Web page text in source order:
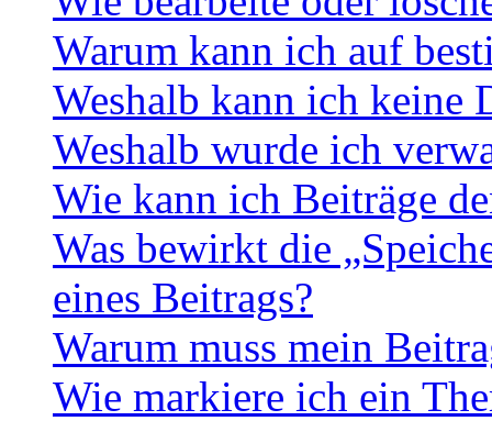
Warum kann ich auf
Weshalb kann ich keine
Weshalb wurde ich
Wie kann ich Beiträge
Was bewirkt die
eines Beitrags?
Warum muss mein
Wie markiere ich ein